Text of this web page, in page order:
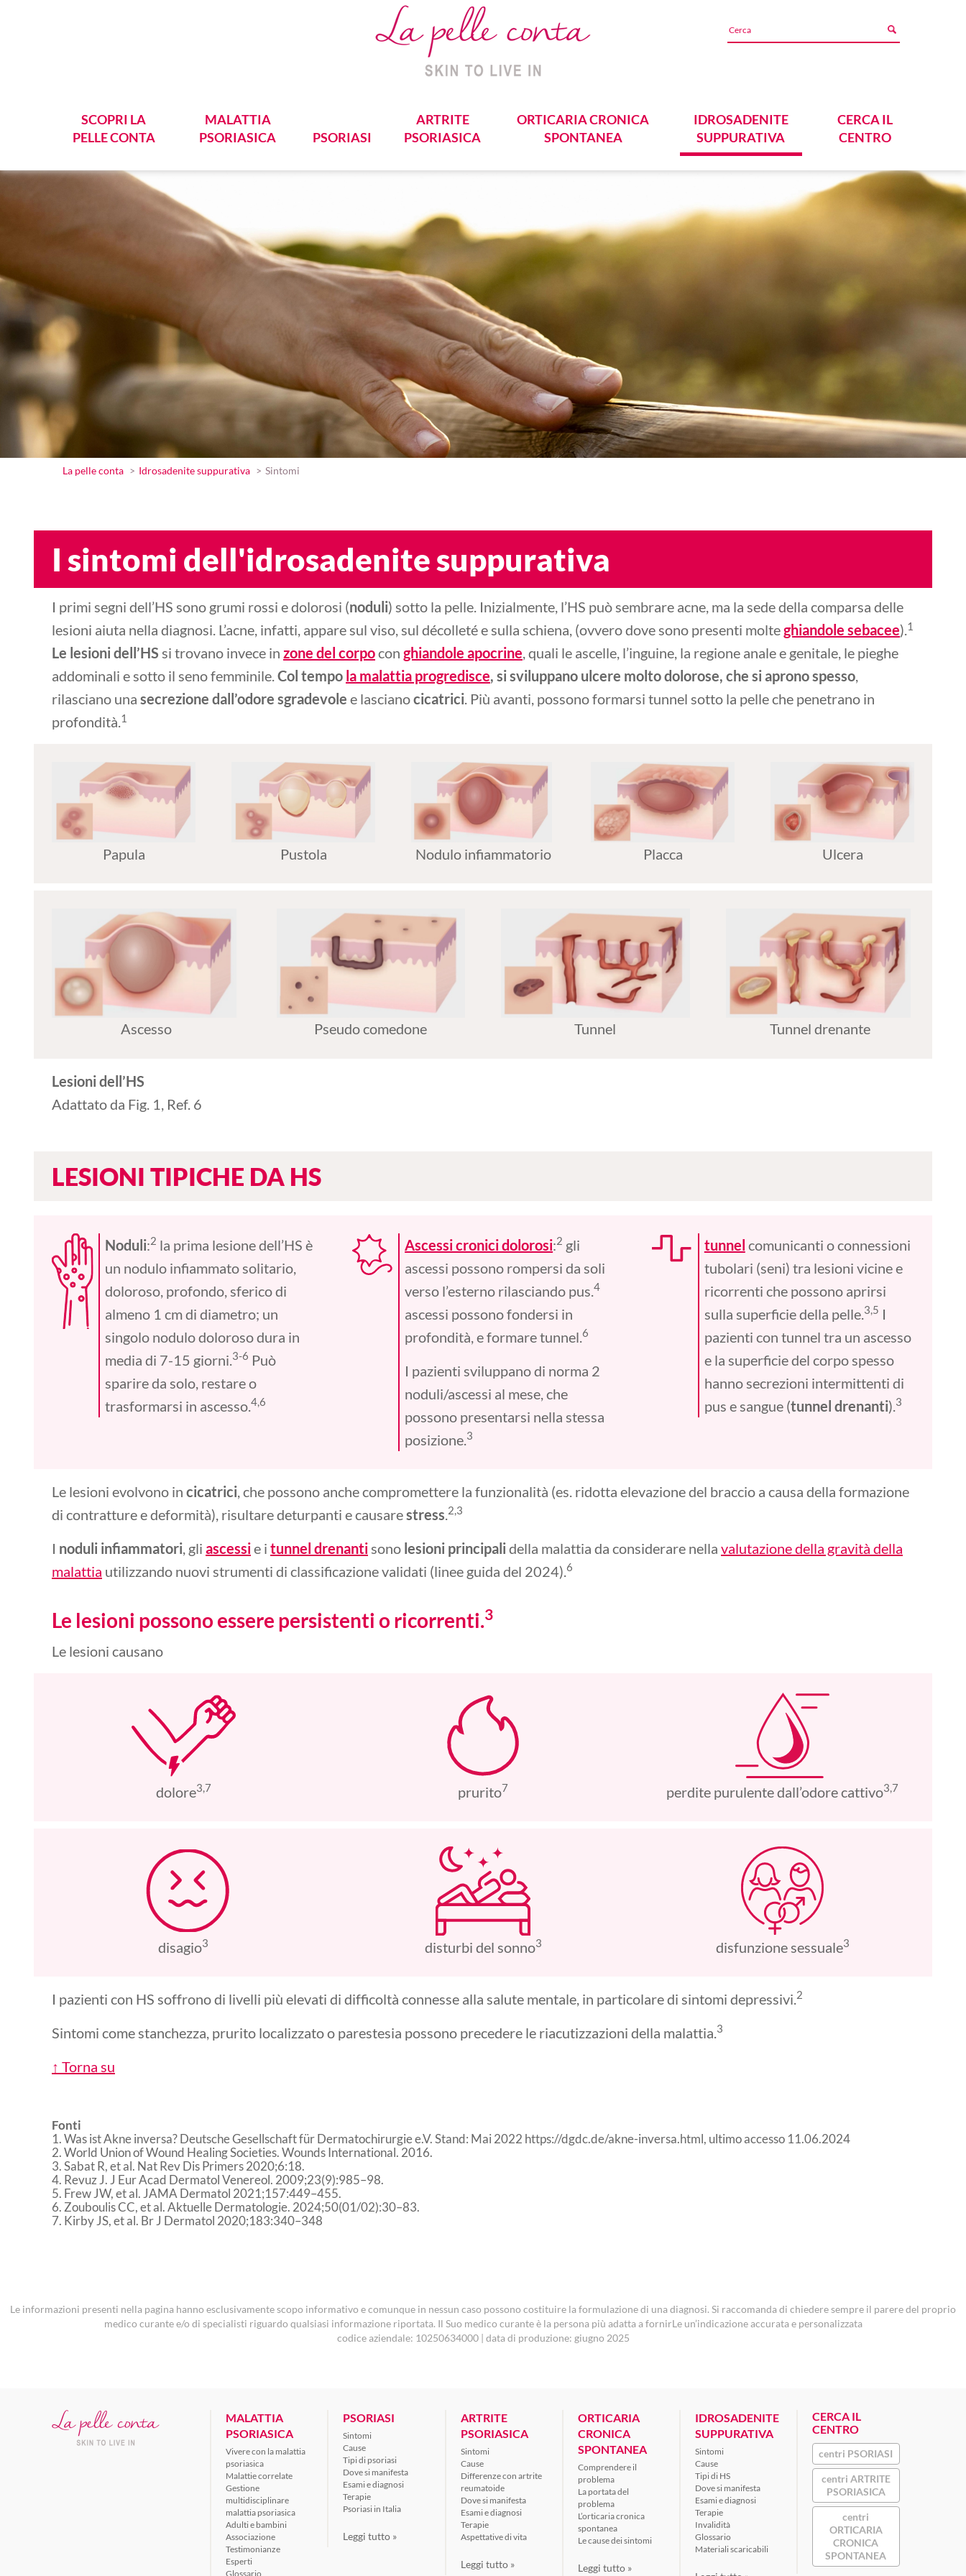
SCOPRI LA
PELLE CONTA
MALATTIA
PSORIASICA
PSORIASI
ARTRITE
PSORIASICA
ORTICARIA CRONICA
SPONTANEA
IDROSADENITE
SUPPURATIVA
CERCA IL
CENTRO
La pelle conta Idrosadenite suppurativa Sintomi
I sintomi dell'idrosadenite suppurativa
I primi segni dell’HS sono grumi rossi e dolorosi (noduli) sotto la pelle. Inizialmente, l’HS può sembrare acne, ma la sede della comparsa delle
lesioni aiuta nella diagnosi. L’acne, infatti, appare sul viso, sul décolleté e sulla schiena, (ovvero dove sono presenti molteghiandole sebacee).1
Le lesioni dell’HS si trovano invece in zone del corpocon ghiandole apocrine, quali le ascelle, l’inguine, la regione anale e genitale, le pieghe
addominali e sotto il seno femminile.Col tempo la malattia progredisce, si sviluppano ulcere molto dolorose, che si aprono spesso,
rilasciano una secrezione dall’odore sgradevole e lascianocicatrici. Più avanti, possono formarsi tunnel sotto la pelle che penetrano in
profondità.1
Papula Pustola Nodulo infiammatorio Placca Ulcera
Ascesso Pseudo comedone Tunnel Tunnel drenante
Lesioni dell’HS
Adattato da Fig. 1, Ref. 6
LESIONI TIPICHE DA HS
Noduli:2 la prima lesione dell’HS è
un nodulo infiammato solitario,
doloroso, profondo, sferico di
almeno 1 cm di diametro; un
singolo nodulo doloroso dura in
media di 7-15 giorni. 3-6 Può
sparire da solo, restare o
trasformarsi in ascesso.4,6
Ascessi cronici dolorosi:2 gli
ascessi possono rompersi da soli
verso l’esterno rilasciando pus.4
ascessi possono fondersi in
profondità, e formare tunnel. 6
I pazienti sviluppano di norma 2
noduli/ascessi al mese, che
possono presentarsi nella stessa
posizione. 3
tunnel comunicanti o connessioni
tubolari (seni) tra lesioni vicine e
ricorrenti che possono aprirsi
sulla superficie della pelle. 3,5 I
pazienti con tunnel tra un ascesso
e la superficie del corpo spesso
hanno secrezioni intermittenti di
pus e sangue (tunnel drenanti). 3
Le lesioni evolvono in cicatrici , che possono anche compromettere la funzionalità (es. ridotta elevazione del braccio a causa della formazione
di contratture e deformità), risultare deturpanti e causarestress 2,3
I noduli infiammatori , gli ascessie i tunnel drenanti sono lesioni principalidella malattia da considerare nella valutazione della gravità della
malattia utilizzando nuovi strumenti di classificazione validati (linee guida del 2024). 6
Le lesioni possono essere persistenti o ricorrenti.3
Le lesioni causano
dolore3,7 prurito7 perdite purulente dall’odore cattivo3,7
disagio3 disturbi del sonno3 disfunzione sessuale3
I pazienti con HS soffrono di livelli più elevati di difficoltà connesse alla salute mentale, in particolare di sintomi depressivi. 2
Sintomi come stanchezza, prurito localizzato o parestesia possono precedere le riacutizzazioni della malattia. 3
↑ Torna su
Fonti
1. Was ist Akne inversa? Deutsche Gesellschaft für Dermatochirurgie e.V. Stand: Mai 2022 https://dgdc.de/akne-inversa.html, ultimo accesso 11.06.2024
2. World Union of Wound Healing Societies. Wounds International. 2016.
3. Sabat R, et al. Nat Rev Dis Primers 2020;6:18.
4. Revuz J. J Eur Acad Dermatol Venereol. 2009;23(9):985–98.
5. Frew JW, et al. JAMA Dermatol 2021;157:449–455.
6. Zouboulis CC, et al. Aktuelle Dermatologie. 2024;50(01/02):30–83.
7. Kirby JS, et al. Br J Dermatol 2020;183:340–348
Le informazioni presenti nella pagina hanno esclusivamente scopo informativo e comunque in nessun caso possono costituire la formulazione di una diagnosi. Si raccomanda di chiedere sempre il parere del proprio
medico curante e/o di specialisti riguardo qualsiasi informazione riportata. Il Suo medico curante è la persona più adatta a fornirLe un’indicazione accurata e personalizzata
codice aziendale: 10250634000 | data di produzione: giugno 2025
MALATTIA
PSORIASICA
Vivere con la malattia
psoriasica
Malattie correlate
Gestione
multidisciplinare
malattia psoriasica
Adulti e bambini
Associazione
Testimonianze
Esperti
Glossario
PSORIASI
Sintomi
Cause
Tipi di psoriasi
Dove si manifesta
Esami e diagnosi
Terapie
Psoriasi in Italia
Leggi tutto »
ARTRITE
PSORIASICA
Sintomi
Cause
Differenze con artrite
reumatoide
Dove si manifesta
Esami e diagnosi
Terapie
Aspettative di vita
Leggi tutto »
ORTICARIA
CRONICA
SPONTANEA
Comprendere il
problema
La portata del
problema
L’orticaria cronica
spontanea
Le cause dei sintomi
Leggi tutto »
IDROSADENITE
SUPPURATIVA
Sintomi
Cause
Tipi di HS
Dove si manifesta
Esami e diagnosi
Terapie
Invalidità
Glossario
Materiali scaricabili
CERCA IL
CENTRO
centri PSORIASI
centri ARTRITE
PSORIASICA
centri
ORTICARIA
CRONICA
SPONTANEA